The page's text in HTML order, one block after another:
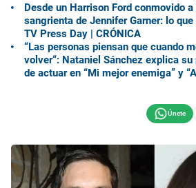
Desde un Harrison Ford conmovido
sangrienta de Jennifer Garner: lo
TV Press Day | CRÓNICA
“Las personas piensan que cuando
volver“: Nataniel Sánchez explica
de actuar en “Mi mejor enemiga” y